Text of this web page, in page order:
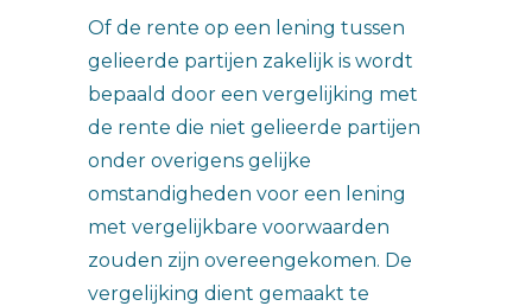
Of de rente op een lening tussen
gelieerde partijen zakelijk is wordt
bepaald door een vergelijking met
de rente die niet gelieerde partijen
onder overigens gelijke
omstandigheden voor een lening
met vergelijkbare voorwaarden
zouden zijn overeengekomen. De
vergelijking dient gemaakt te